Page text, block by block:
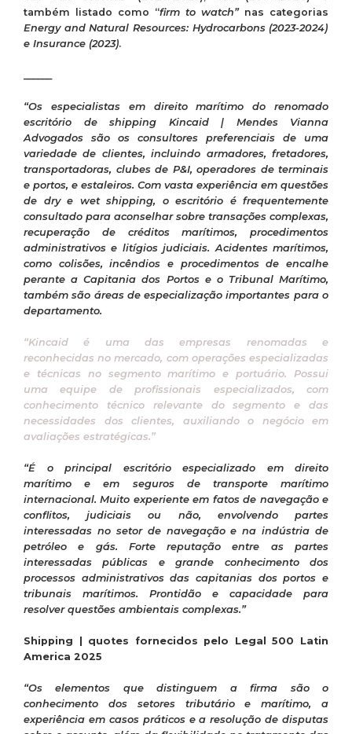
também
listado como “firm to watch” nas categorias
Energy and Natural Resources: Hydrocarbons (2023-2024)
e Insurance (2023).
______
“Os especialistas em direito marítimo do renomado
escritório de shipping Kincaid | Mendes Vianna
Advogados são os consultores preferenciais de uma
variedade de clientes, incluindo armadores, fretadores,
transportadoras, clubes de P&I, operadores de terminais
e portos, e estaleiros. Com vasta experiência em questões
de dry e wet shipping, o escritório é frequentemente
consultado para aconselhar sobre transações complexas,
recuperação de créditos marítimos, procedimentos
administrativos e litígios judiciais. Acidentes marítimos,
como colisões, incêndios e procedimentos de encalhe
perante a Capitania dos Portos e o Tribunal Marítimo,
também são áreas de especialização importantes para o
departamento.
“Kincaid é uma das empresas renomadas e
reconhecidas no mercado, com operações especializadas
e técnicas no segmento marítimo e portuário. Possui
uma equipe de profissionais especializados, com
conhecimento técnico relevante do segmento e das
necessidades dos clientes, auxiliando o negócio em
avaliações estratégicas.”
“É o principal escritório especializado em direito
marítimo e em seguros de transporte marítimo
internacional. Muito experiente em fatos de navegação e
conflitos, judiciais ou não, envolvendo partes
interessadas no setor de navegação e na indústria de
petróleo e gás. Forte reputação entre as partes
interessadas públicas e grande conhecimento dos
processos administrativos das capitanias dos portos e
tribunais marítimos. Prontidão e capacidade para
resolver questões ambientais complexas.”
Shipping | quotes fornecidos pelo Legal 500 Latin
America 2025
“Os elementos que distinguem a firma são o
conhecimento dos setores tributário e marítimo, a
experiência em casos práticos e a resolução de disputas